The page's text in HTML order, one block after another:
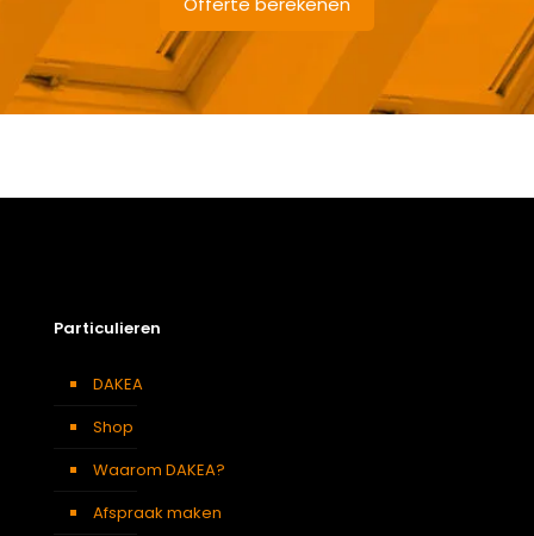
Kleur :
Verduisterend
gordijn
Particulieren
DAKEA
Shop
Waarom DAKEA?
Afspraak maken